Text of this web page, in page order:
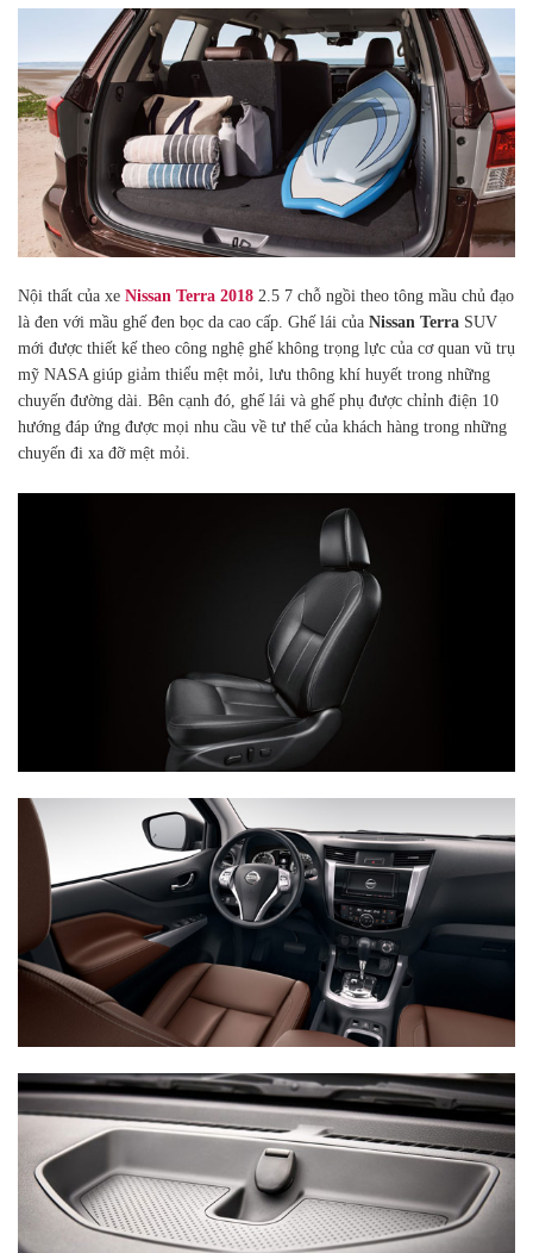
Nội thất của xe Nissan Terra 2018 2.5 7 chỗ ngồi theo tông mầu chủ đạo
là đen với mầu ghế đen bọc da cao cấp. Ghế lái của Nissan Terra SUV
mới được thiết kế theo công nghệ ghế không trọng lực của cơ quan vũ trụ
mỹ NASA giúp giảm thiểu mệt mỏi, lưu thông khí huyết trong những
chuyến đường dài. Bên cạnh đó, ghế lái và ghế phụ được chỉnh điện 10
hướng đáp ứng được mọi nhu cầu về tư thế của khách hàng trong những
chuyến đi xa đỡ mệt mỏi.